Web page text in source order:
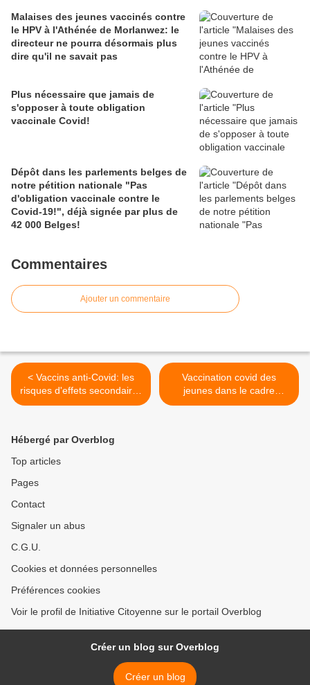
Malaises des jeunes vaccinés contre
le HPV à l'Athénée de Morlanwez: le
directeur ne pourra désormais plus
dire qu'il ne savait pas
Plus nécessaire que jamais de
s'opposer à toute obligation
vaccinale Covid!
Dépôt dans les parlements belges de
notre pétition nationale "Pas
d'obligation vaccinale contre le
Covid-19!", déjà signée par plus de
42 000 Belges!
Commentaires
Ajouter un commentaire
< Vaccins anti-Covid: les
risques d'effets secondaires
peuvent aller jusqu'à l'AVC
Vaccination covid des
jeunes dans le cadre
scolaire: la Ministre
Hébergé par Overblog
Top articles
Pages
Contact
Signaler un abus
C.G.U.
Cookies et données personnelles
Préférences cookies
Voir le profil de Initiative Citoyenne sur le portail Overblog
Créer un blog sur Overblog
Créer un blog